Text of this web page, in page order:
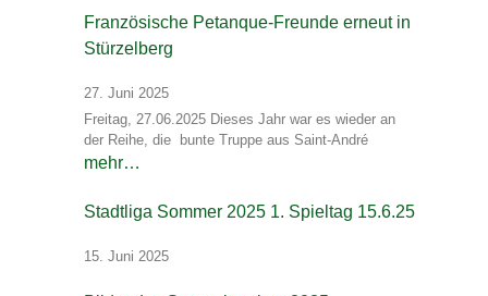
Französische Petanque-Freunde erneut in
Stürzelberg
27. Juni 2025
Freitag, 27.06.2025 Dieses Jahr war es wieder an
der Reihe, die bunte Truppe aus Saint-André
mehr…
Stadtliga Sommer 2025 1. Spieltag 15.6.25
15. Juni 2025